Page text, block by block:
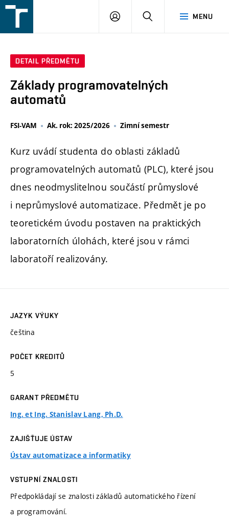
v
MENU
PŘIHLÁŠENÍ
DETAIL PŘEDMĚTU
Základy programovatelných
automatů
FSI-VAM Ak. rok: 2025/2026 Zimní semestr
Kurz uvádí studenta do oblasti základů
programovatelných automatů (PLC), které jsou
dnes neodmyslitelnou součástí průmyslové
i neprůmyslové automatizace. Předmět je po
teoretickém úvodu postaven na praktických
laboratorních úlohách, které jsou v rámci
laboratoří realizovány.
JAZYK VÝUKY
čeština
POČET KREDITŮ
5
GARANT PŘEDMĚTU
Ing. et Ing. Stanislav Lang, Ph.D.
ZAJIŠŤUJE ÚSTAV
Ústav automatizace a informatiky
VSTUPNÍ ZNALOSTI
Předpokládají se znalosti základů automatického řízení
a programování.